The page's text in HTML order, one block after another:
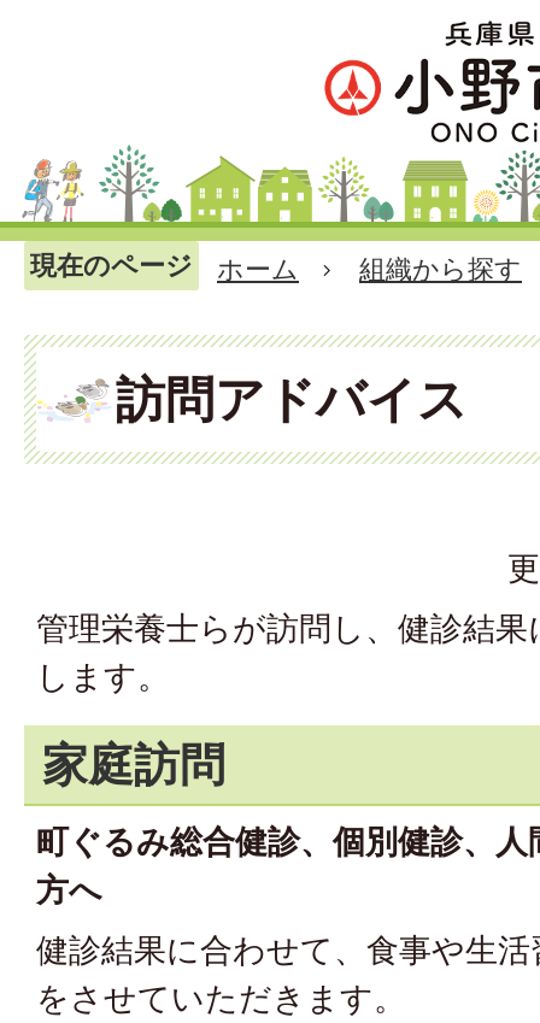
現在のページ ホーム 組織から探す
訪問アドバイス
管理栄養士らが訪問し、健診結
します。
家庭訪問
町ぐるみ総合健診、個別健診、
方へ
健診結果に合わせて、食事や生
をさせていただきます。